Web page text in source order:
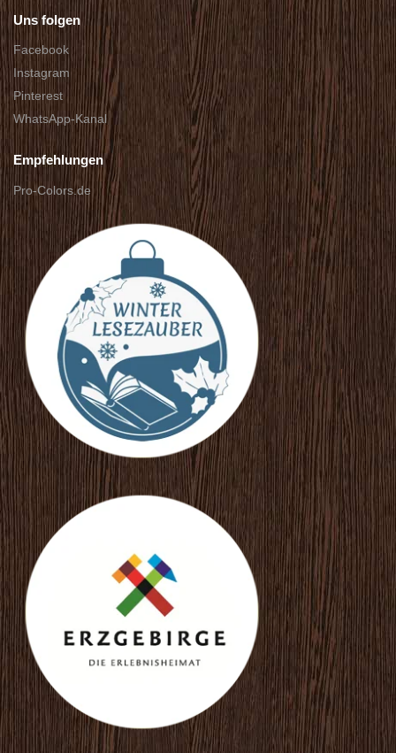
Uns folgen
Facebook
Instagram
Pinterest
WhatsApp-Kanal
Empfehlungen
Pro-Colors.de